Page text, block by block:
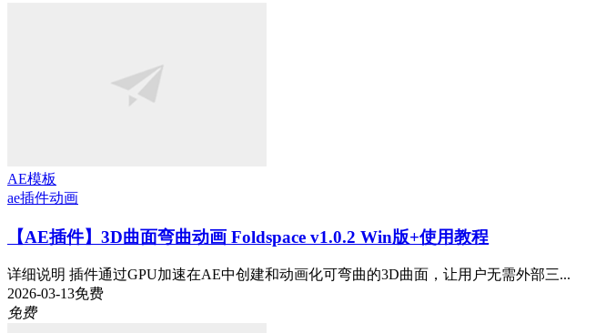
AE模板
ae插件动画
【AE插件】3D曲面弯曲动画 Foldspace v1.0.2 Win版+使用教程
详细说明 插件通过GPU加速在AE中创建和动画化可弯曲的3D曲面，让用户无需外部三...
2026-03-13免费
免费